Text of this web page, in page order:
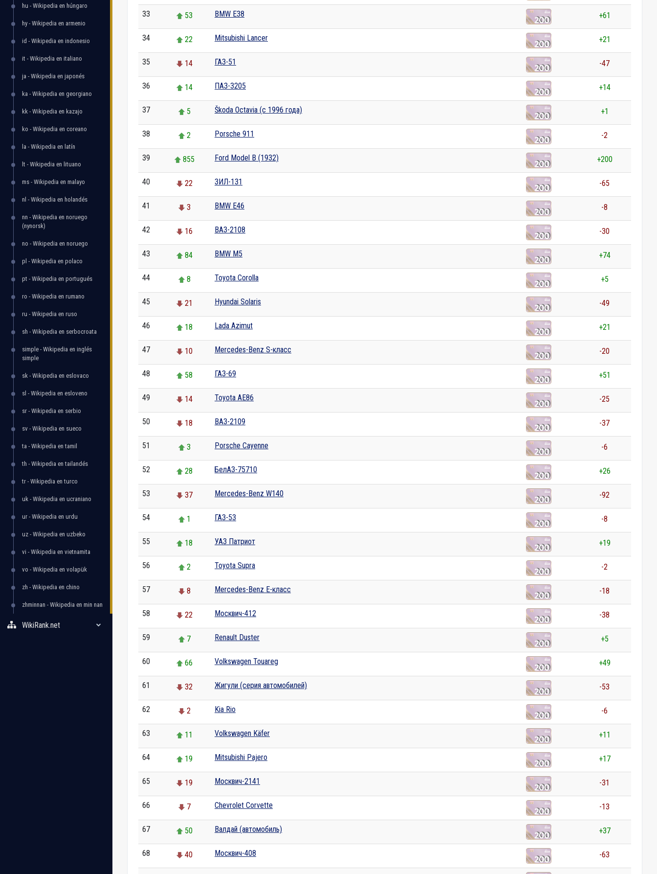
hu - Wikipedia en húngaro
hy - Wikipedia en armenio
id - Wikipedia en indonesio
it - Wikipedia en italiano
ja - Wikipedia en japonés
ka - Wikipedia en georgiano
kk - Wikipedia en kazajo
ko - Wikipedia en coreano
la - Wikipedia en latín
lt - Wikipedia en lituano
ms - Wikipedia en malayo
nl - Wikipedia en holandés
nn - Wikipedia en noruego
(nynorsk)
no - Wikipedia en noruego
pl - Wikipedia en polaco
pt - Wikipedia en portugués
ro - Wikipedia en rumano
ru - Wikipedia en ruso
sh - Wikipedia en serbocroata
simple - Wikipedia en inglés
simple
sk - Wikipedia en eslovaco
sl - Wikipedia en esloveno
sr - Wikipedia en serbio
sv - Wikipedia en sueco
ta - Wikipedia en tamil
th - Wikipedia en tailandés
tr - Wikipedia en turco
uk - Wikipedia en ucraniano
ur - Wikipedia en urdu
uz - Wikipedia en uzbeko
vi - Wikipedia en vietnamita
vo - Wikipedia en volapük
zh - Wikipedia en chino
zhminnan - Wikipedia en min nan
WikiRank.net
33 53 BMW E38 +61
34 22 Mitsubishi Lancer +21
35 14 ГАЗ-51 -47
36 14 ПАЗ-3205 +14
37 5 Škoda Octavia (с 1996 года) +1
38 2 Porsche 911 -2
39 855 Ford Model B (1932) +200
40 22 ЗИЛ-131 -65
41 3 BMW E46 -8
42 16 ВАЗ-2108 -30
43 84 BMW M5 +74
44 8 Toyota Corolla +5
45 21 Hyundai Solaris -49
46 18 Lada Azimut +21
47 10 Mercedes-Benz S-класс -20
48 58 ГАЗ-69 +51
49 14 Toyota AE86 -25
50 18 ВАЗ-2109 -37
51 3 Porsche Cayenne -6
52 28 БелАЗ-75710 +26
53 37 Mercedes-Benz W140 -92
54 1 ГАЗ-53 -8
55 18 УАЗ Патриот +19
56 2 Toyota Supra -2
57 8 Mercedes-Benz E-класс -18
58 22 Москвич-412 -38
59 7 Renault Duster +5
60 66 Volkswagen Touareg +49
61 32 Жигули (серия автомобилей) -53
62 2 Kia Rio -6
63 11 Volkswagen Käfer +11
64 19 Mitsubishi Pajero +17
65 19 Москвич-2141 -31
66 7 Chevrolet Corvette -13
67 50 Валдай (автомобиль) +37
68 40 Москвич-408 -63